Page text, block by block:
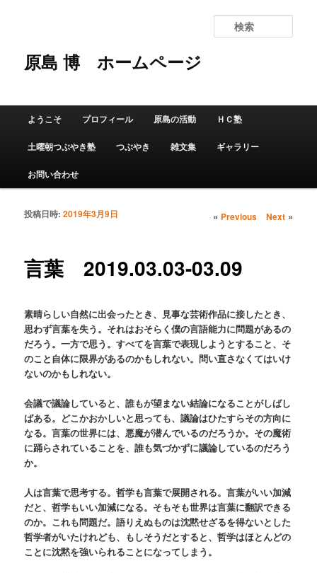
原島 博ホームページ
索
メインメニュー
メインコンテンツへ移動
サブコンテンツへ移動
ようこそ プロフィール 原島の活動 ＨＣ塾
土曜朝つぶやき塾 つぶやき 雑文集 ギャラリー
お問い合わせ
投稿ナビゲーショ
« Previous Next»
言葉 2019.03.03-03.09
投稿日時:2019年3月9日
素晴らしい自然に出会ったとき、見事な芸術作品に接したとき、
思わず言葉を失う。それはおそらく僕の言語能力に問題があるの
だろう。一方で思う。すべてを言葉で表現しようとすること、そ
のこと自体に限界があるのかもしれない。問い直さなくてはいけ
ないのかもしれない。
会議で議論していると、誰もが望まない結論になることがしばし
ばある。どこかおかしいと思っても、議論はひたすらその方向に
なる。言葉の世界には、悪魔が潜んでいるのだろうか。その魔術
に踊らされていることを、誰も気づかずに議論しているのだろう
か。
人は言葉で思考する。哲学も言葉で展開される。言葉がいい加減
だと、哲学もいい加減になる。そもそも世界は言葉に翻訳できる
のか。これも問題だ。語りえぬものは沈黙せざるを得ないとした
哲学者がいたけれども、もしそうだとすると、哲学はほとんどの
ことに沈黙を強いられることになってしまう。